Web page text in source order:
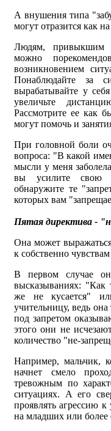
А внушения типа
могут отразится как
Людям, привыкшим
можно
возникновением
Понаблюдайте за
вырабатывайте у
увеличьте
Рассмотрите ее как
могут помочь и
При головной боли
вопроса: "В какой
мысли у меня
вы усилите свою
обнаружите те
которых вам
Пятая директива -
Она может
к собственно
В первом случае
высказываниях: "Как
же не кусается"
учительницу, ведь
под запретом
этого они не
количество "не-
Например, мальчик,
начнет смело
тревожным по
ситуациях. А его
проявлять агрессию к
на младших или более